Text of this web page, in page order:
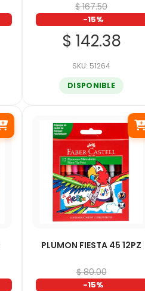
$ 167.50
-15%
$ 142.38
SKU: 51264
DISPONIBLE
PLUMON FIESTA 45 12PZ
$ 80.00
-15%